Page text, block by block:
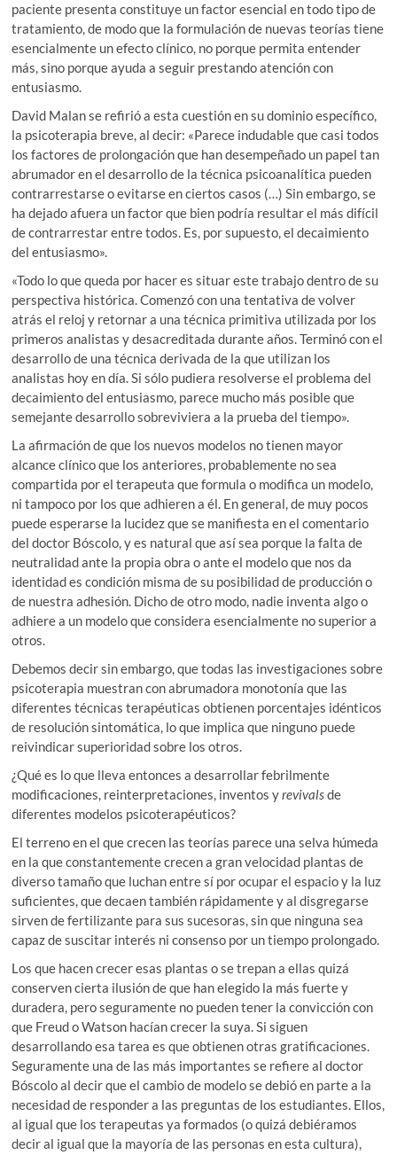
paciente presenta constituye un factor esencial en todo tipo de
tratamiento, de modo que la formulación de nuevas teorías tiene
esencialmente un efecto clínico, no porque permita entender
más, sino porque ayuda a seguir prestando atención con
entusiasmo.
David Malan se refirió a esta cuestión en su dominio específico,
la psicoterapia breve, al decir: «Parece indudable que casi todos
los factores de prolongación que han desempeñado un papel tan
abrumador en el desarrollo de la técnica psicoanalítica pueden
contrarrestarse o evitarse en ciertos casos (…) Sin embargo, se
ha dejado afuera un factor que bien podría resultar el más difícil
de contrarrestar entre todos. Es, por supuesto, el decaimiento
del entusiasmo».
«Todo lo que queda por hacer es situar este trabajo dentro de su
perspectiva histórica. Comenzó con una tentativa de volver
atrás el reloj y retornar a una técnica primitiva utilizada por los
primeros analistas y desacreditada durante años. Terminó con el
desarrollo de una técnica derivada de la que utilizan los
analistas hoy en día. Si sólo pudiera resolverse el problema del
decaimiento del entusiasmo, parece mucho más posible que
semejante desarrollo sobreviviera a la prueba del tiempo».
La afirmación de que los nuevos modelos no tienen mayor
alcance clínico que los anteriores, probablemente no sea
compartida por el terapeuta que formula o modifica un modelo,
ni tampoco por los que adhieren a él. En general, de muy pocos
puede esperarse la lucidez que se manifiesta en el comentario
del doctor Bóscolo, y es natural que así sea porque la falta de
neutralidad ante la propia obra o ante el modelo que nos da
identidad es condición misma de su posibilidad de producción o
de nuestra adhesión. Dicho de otro modo, nadie inventa algo o
adhiere a un modelo que considera esencialmente no superior a
otros.
Debemos decir sin embargo, que todas las investigaciones sobre
psicoterapia muestran con abrumadora monotonía que las
diferentes técnicas terapéuticas obtienen porcentajes idénticos
de resolución sintomática, lo que implica que ninguno puede
reivindicar superioridad sobre los otros.
¿Qué es lo que lleva entonces a desarrollar febrilmente
modificaciones, reinterpretaciones, inventos yrevivalsde
diferentes modelos psicoterapéuticos?
El terreno en el que crecen las teorías parece una selva húmeda
en la que constantemente crecen a gran velocidad plantas de
diverso tamaño que luchan entre sí por ocupar el espacio y la luz
suficientes, que decaen también rápidamente y al disgregarse
sirven de fertilizante para sus sucesoras, sin que ninguna sea
capaz de suscitar interés ni consenso por un tiempo prolongado.
Los que hacen crecer esas plantas o se trepan a ellas quizá
conserven cierta ilusión de que han elegido la más fuerte y
duradera, pero seguramente no pueden tener la convicción con
que Freud o Watson hacían crecer la suya. Si siguen
desarrollando esa tarea es que obtienen otras gratificaciones.
Seguramente una de las más importantes se refiere al doctor
Bóscolo al decir que el cambio de modelo se debió en parte a la
necesidad de responder a las preguntas de los estudiantes. Ellos,
al igual que los terapeutas ya formados (o quizá debiéramos
decir al igual que la mayoría de las personas en esta cultura),